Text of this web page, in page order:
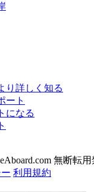
り詳しく知る
ート
になる
無断転用
利用規約